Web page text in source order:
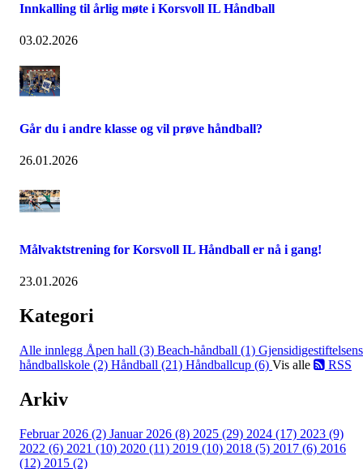
Innkalling til årlig møte i Korsvoll IL Håndball
03.02.2026
Går du i andre klasse og vil prøve håndball?
26.01.2026
Målvaktstrening for Korsvoll IL Håndball er nå i gang!
23.01.2026
Kategori
Alle innlegg Åpen hall (3) Beach-håndball (1) Gjensidigestiftelsens
håndballskole (2) Håndball (21) Håndballcup (6) Vis alle RSS
Arkiv
Februar 2026 (2) Januar 2026 (8) 2025 (29) 2024 (17) 2023 (9)
2022 (6) 2021 (10) 2020 (11) 2019 (10) 2018 (5) 2017 (6) 2016
(12) 2015 (2)